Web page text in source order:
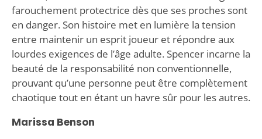
farouchement protectrice dès que ses proches sont
en danger. Son histoire met en lumière la tension
entre maintenir un esprit joueur et répondre aux
lourdes exigences de l’âge adulte. Spencer incarne la
beauté de la responsabilité non conventionnelle,
prouvant qu’une personne peut être complètement
chaotique tout en étant un havre sûr pour les autres.
Marissa Benson